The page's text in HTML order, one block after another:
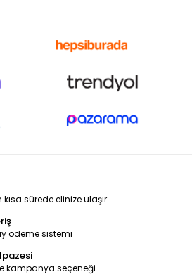
sürede elinize ulaşır.
ödeme sistemi
kampanya seçeneği